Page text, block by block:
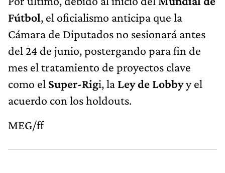
Fútbol, el oficialismo anticipa que la
Cámara de Diputados no sesionará antes
del 24 de junio, postergando para fin de
mes el tratamiento de proyectos clave
como el Super-Rigi, la Ley de Lobbyy el
acuerdo con los holdouts.
MEG/ff